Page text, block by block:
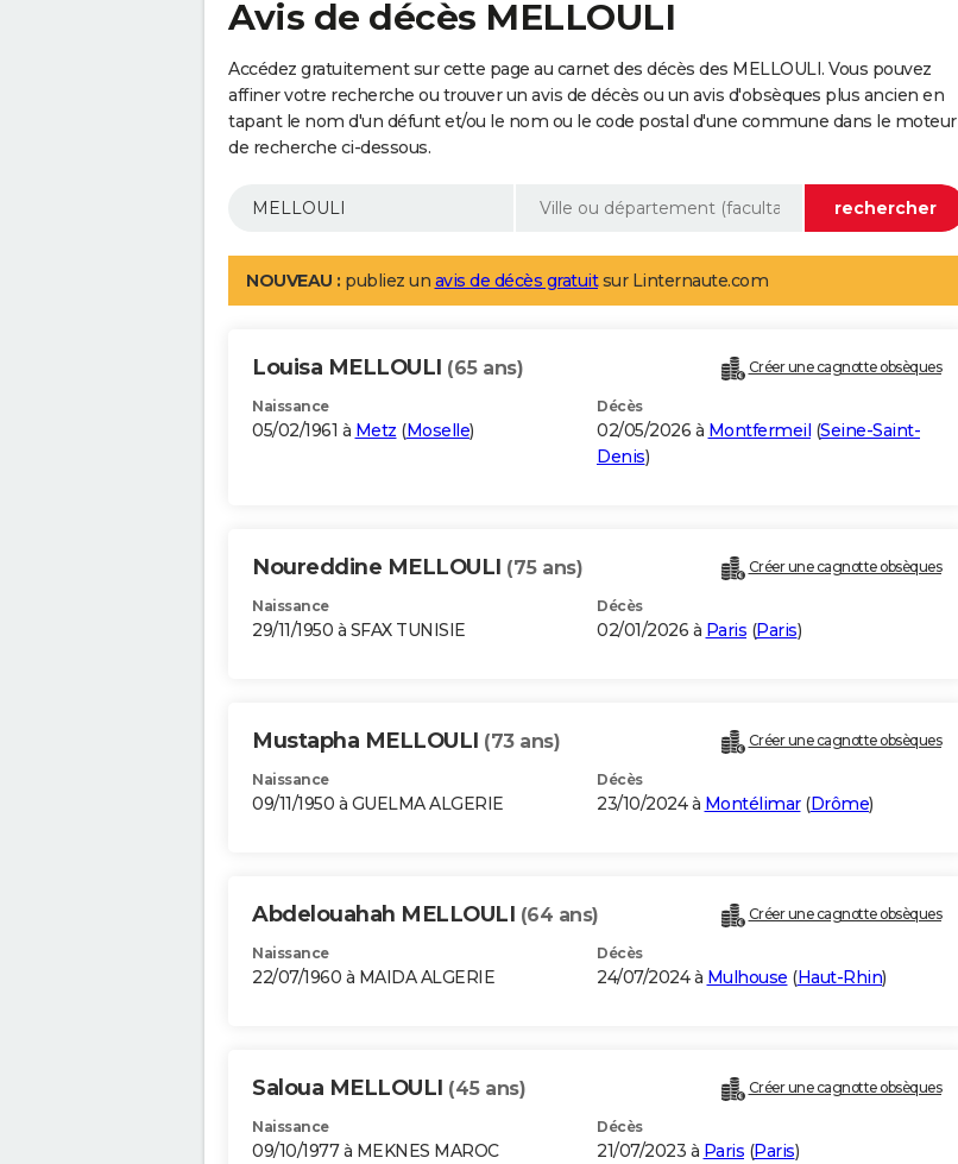
Avis de décès MELLOULI
Accédez gratuitement sur cette page au carnet des décès des MELLOULI. Vous pouvez
affiner votre recherche ou trouver un avis de décès ou un avis d'obsèques plus ancien en
tapant le nom d'un défunt et/ou le nom ou le code postal d'une commune dans le moteur
de recherche ci-dessous.
NOUVEAU : publiez un avis de décès gratuitsur Linternaute.com
Louisa MELLOULI (65 ans) Créer une cagnotte obsèques
Naissance
05/02/1961 à Metz (Moselle)
Décès
02/05/2026 à Montfermeil (Seine-Saint-
Denis)
Noureddine MELLOULI (75 ans) Créer une cagnotte obsèques
Naissance
29/11/1950 à SFAX TUNISIE
Décès
02/01/2026 à Paris (Paris)
Mustapha MELLOULI (73 ans) Créer une cagnotte obsèques
Naissance
09/11/1950 à GUELMA ALGERIE
Décès
23/10/2024 à Montélimar(Drôme)
Abdelouahah MELLOULI (64 ans) Créer une cagnotte obsèques
Naissance
22/07/1960 à MAIDA ALGERIE
Décès
24/07/2024 à Mulhouse (Haut-Rhin)
Saloua MELLOULI (45 ans) Créer une cagnotte obsèques
Naissance
09/10/1977 à MEKNES MAROC
Décès
21/07/2023 à Paris (Paris)